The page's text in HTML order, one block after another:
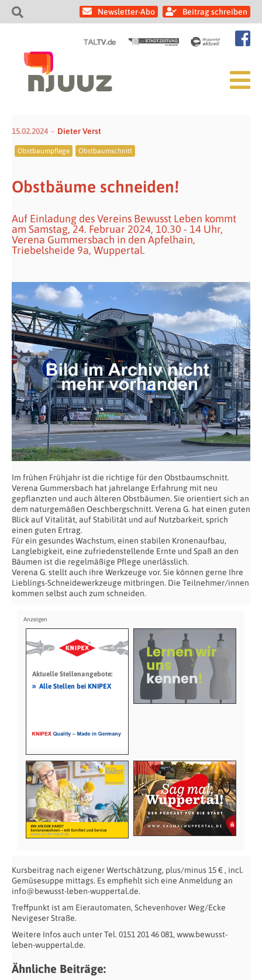
Newsletter-Abo Beitrag schreiben
15.02.2024 Dieter Verst
Obstbaumpflege Obstbaumschnitt
Obstbäume schneiden!
Auf Einladung des Vereins Bewusst Leben kommt
am Samstag, 24. Februar 2024, 10.30 - 14 Uhr,
Verena Gummersbach in den Apfelhain,
Triebelsheide 9a, Wuppertal.
Im frühen Frühjahr ist die richtige für den Obstbaumschnitt.
Verena Gummersbach hat jahrelange Erfahrung mit neu
gepflanzten und auch älteren Obstbäumen. Sie orientiert sich an
dem naturgemäßen Oeschbergschnitt. Verena G. hat einen guten
Blick auf Vitalität, auf Stabilität und auf Nutzbarkeit, sprich
einen guten Ertrag.
Für ein gesundes Wachstum, einen stabilen Kronenaufbau,
Langlebigkeit, eine zufriedenstellende Ernte und Spaß an den
Bäumen ist die regelmäßige Pflege unerlässlich.
Verena G. stellt auch ihre Werkzeuge vor. Sie können gerne Ihre
Lieblings-Schneidewerkzeuge mitbringen. Die Teilnehmer/innen
kommen selbst auch zum schneiden.
Aktuelle Stellenangebote:
» Alle Stellen bei KNIPEX
Kursbeitrag nach eigener Wertschätzung, plus/minus 15 € , incl.
Gemüsesuppe mittags. Es empfiehlt sich eine Anmeldung an
info@bewusst-leben-wuppertal.de.
Treffpunkt ist am Eierautomaten, Schevenhover Weg/Ecke
Nevigeser Straße.
Weitere Infos auch unter Tel. 0151 201 46 081, www.bewusst-
leben-wuppertal.de.
Ähnliche Beiträge: